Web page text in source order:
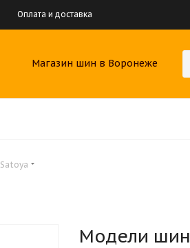
Оплата и доставка
Магазин шин в Воронеже
Satoya
Модели шин